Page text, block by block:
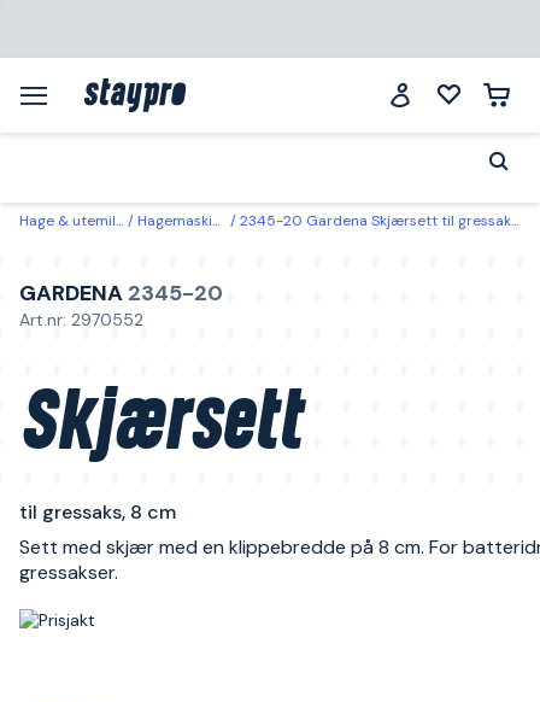
Hage & utemiljø Hagemaskiner 2345-20 Gardena Skjærsett til gressaks, 8 cm
GARDENA 2345-20
Art.nr: 2970552
Skjærsett
til gressaks, 8 cm
Sett med skjær med en klippebredde på 8 cm. For
gressakser.